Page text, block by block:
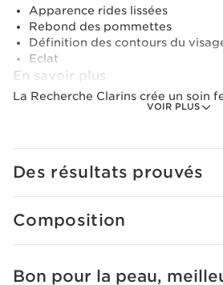
VOIR PLUS
Apparence rides lissées
Rebond des pommettes
Définition des contours du
Eclat
En savoir plus
La Recherche Clarins crée un soin
puissants actifs aident à booster les
innovation*** [COLLAGEN]³
- Extrait de pacanier.
Le niacinamide, molécule de
Des résultats prouvés
Composition
ALLER AU CONTENU
Bon pour la peau,